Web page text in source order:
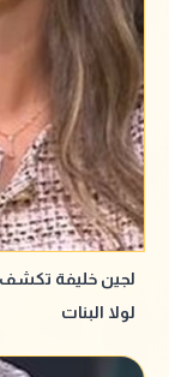
لجين خليفة
لولا البنات